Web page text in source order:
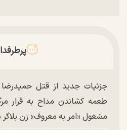
جزئیات جدید از قتل
مشغول «امر به معروف» زن بلاگر